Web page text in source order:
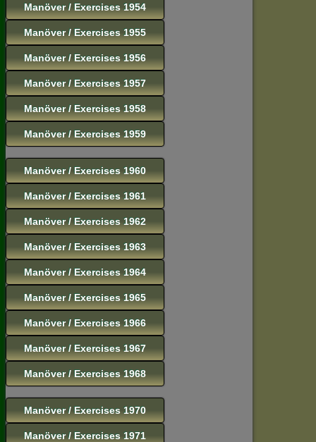
Manöver / Exercises 1954
Manöver / Exercises 1955
Manöver / Exercises 1956
Manöver / Exercises 1957
Manöver / Exercises 1958
Manöver / Exercises 1959
Manöver / Exercises 1960
Manöver / Exercises 1961
Manöver / Exercises 1962
Manöver / Exercises 1963
Manöver / Exercises 1964
Manöver / Exercises 1965
Manöver / Exercises 1966
Manöver / Exercises 1967
Manöver / Exercises 1968
Manöver / Exercises 1970
Manöver / Exercises 1971